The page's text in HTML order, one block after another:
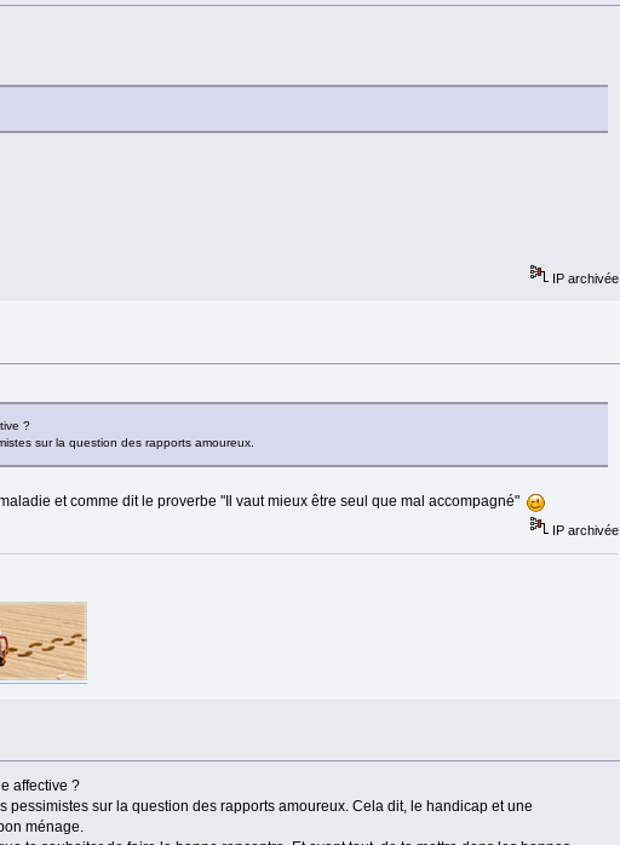
IP archivée
?
sur la question des rapports amoureux.
et comme dit le proverbe "Il vaut mieux être seul que mal accompagné"
IP archivée
affective ?
pessimistes sur la question des rapports amoureux. Cela dit, le handicap et une
ménage.